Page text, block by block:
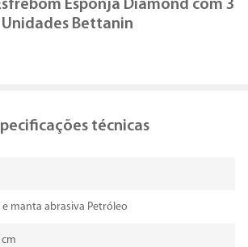
Esponja Diamond com 3
Unidades Bettanin
técnicas
manta abrasiva Petróleo